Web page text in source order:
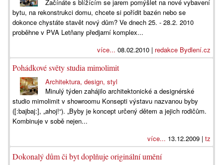
Začínáte s blížícím se jarem pomýšlet na nové vybavení
bytu, na rekonstrukci domu, chcete si pořídit bazén nebo se
dokonce chystáte stavět nový dům? Ve dnech 25. - 28.2. 2010
proběhne v PVA Letňany předjarní komplex...
více... 08.02.2010 | redakce Bydlení.cz
Pohádkové světy studia mimolimit
Architektura, design, styl
Minulý týden zahájilo architektonické a designérské
studio mimolimit v showroomu Konsepti výstavu nazvanou byby
([:bajbaj:], „ahoj!“). „Byby je koncept určený dětem a jejich rodičům.
Kombinuje v sobě nejen...
více... 13.12.2009 | tz
Dokonalý dům či byt doplňuje originální umění